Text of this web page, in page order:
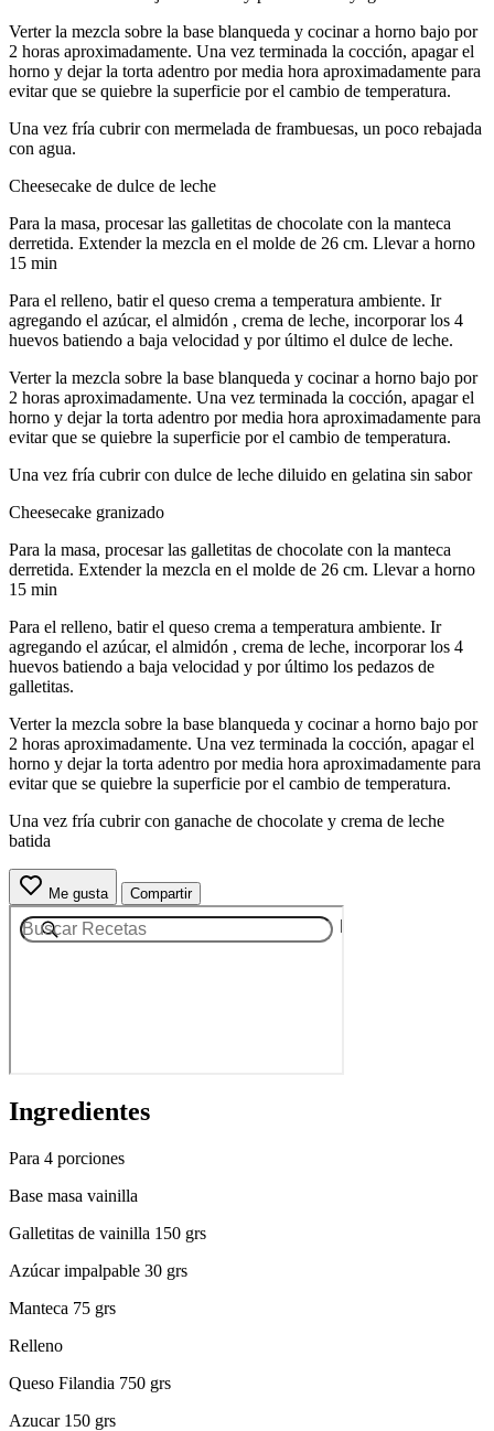
Verter la mezcla sobre la base blanqueda y cocinar a horno bajo por
2 horas aproximadamente. Una vez terminada la cocción, apagar el
horno y dejar la torta adentro por media hora aproximadamente para
evitar que se quiebre la superficie por el cambio de temperatura.
Una vez fría cubrir con mermelada de frambuesas, un poco rebajada
con agua.
Cheesecake de dulce de leche
Para la masa, procesar las galletitas de chocolate con la manteca
derretida. Extender la mezcla en el molde de 26 cm. Llevar a horno
15 min
Para el relleno, batir el queso crema a temperatura ambiente. Ir
agregando el azúcar, el almidón , crema de leche, incorporar los 4
huevos batiendo a baja velocidad y por último el dulce de leche.
Verter la mezcla sobre la base blanqueda y cocinar a horno bajo por
2 horas aproximadamente. Una vez terminada la cocción, apagar el
horno y dejar la torta adentro por media hora aproximadamente para
evitar que se quiebre la superficie por el cambio de temperatura.
Una vez fría cubrir con dulce de leche diluido en gelatina sin sabor
Cheesecake granizado
Para la masa, procesar las galletitas de chocolate con la manteca
derretida. Extender la mezcla en el molde de 26 cm. Llevar a horno
15 min
Para el relleno, batir el queso crema a temperatura ambiente. Ir
agregando el azúcar, el almidón , crema de leche, incorporar los 4
huevos batiendo a baja velocidad y por último los pedazos de
galletitas.
Verter la mezcla sobre la base blanqueda y cocinar a horno bajo por
2 horas aproximadamente. Una vez terminada la cocción, apagar el
horno y dejar la torta adentro por media hora aproximadamente para
evitar que se quiebre la superficie por el cambio de temperatura.
Una vez fría cubrir con ganache de chocolate y crema de leche
batida
Me gusta Compartir
Ingredientes
Para 4 porciones
Base masa vainilla
Galletitas de vainilla 150 grs
Azúcar impalpable 30 grs
Manteca 75 grs
Relleno
Queso Filandia 750 grs
Azucar 150 grs